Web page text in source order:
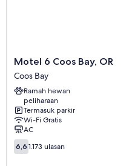
Motel
6
Coos
Bay,
OR
Coos
Bay
Motel 6 Coos Bay, OR
Coos Bay
Ramah hewan
peliharaan
Termasuk parkir
Wi-Fi Gratis
AC
6.6
dari
6,6 1.173 ulasan